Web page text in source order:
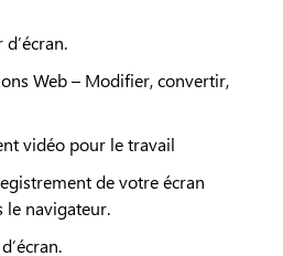
Web – Modifier, convertir,
vidéo pour le travail
de votre écran
le navigateur.